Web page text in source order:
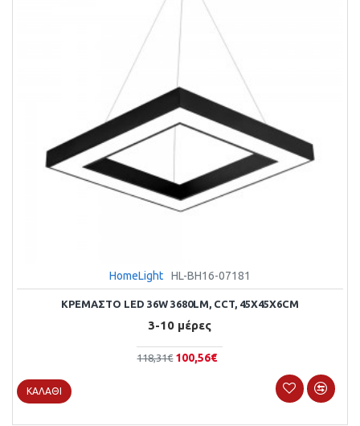
HomeLight HL-BH16-07181
ΚΡΕΜΑΣΤΌ LED 36W 3680LM, CCT, 45X45X6CM
3-10 μέρες
118,31€ 100,56€
ΚΑΛΆΘΙ